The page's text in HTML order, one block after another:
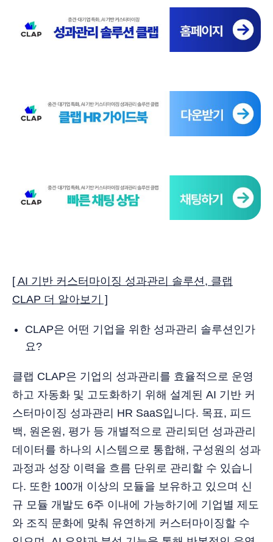
[ AI 기반 커스터마이징 성과관리 솔루션, 클랩
CLAP 더 알아보기 ]
CLAP은 어떤 기업을 위한 성과관리 솔루션인가
요?
클랩 CLAP은 기업의 성과관리를 효율적으로 운영
하고 자동화 및 고도화하기 위해 설계된 AI 기반 커
스터마이징 성과관리 HR SaaS입니다. 목표, 피드
백, 원온원, 평가 등 개별적으로 관리되던 성과관리
데이터를 하나의 시스템으로 통합해, 구성원의 성과
과정과 성장 이력을 흐름 단위로 관리할 수 있습니
다. 또한 100개 이상의 모듈을 보유하고 있으며 신
규 모듈 개발도 6주 이내에 가능하기에 기업별 제도
와 조직 문화에 맞춰 유연하게 커스터마이징할 수